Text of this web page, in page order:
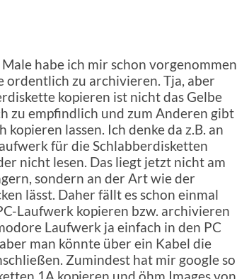
Male habe ich mir schon vorgenommen
ordentlich zu archivieren. Tja, aber
kopieren ist nicht das Gelbe
zu empfindlich und zum Anderen gibt
lassen. Ich denke da z.B. an
für die Schlabberdisketten
nicht lesen. Das liegt jetzt nicht am
sondern an der Art wie der
lässt. Daher fällt es schon einmal
Laufwerk kopieren bzw. archivieren
Laufwerk ja einfach in den PC
man könnte über ein Kabel die
Zumindest hat mir google so
1A kopieren und öhm Images von